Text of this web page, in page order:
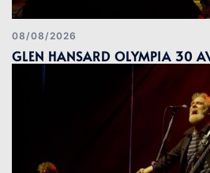
08/08/2026
GLEN HANSARD OLYMPIA 30